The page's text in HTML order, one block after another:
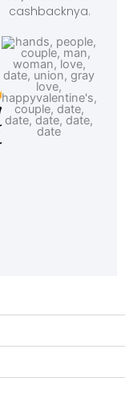
cashbacknya.